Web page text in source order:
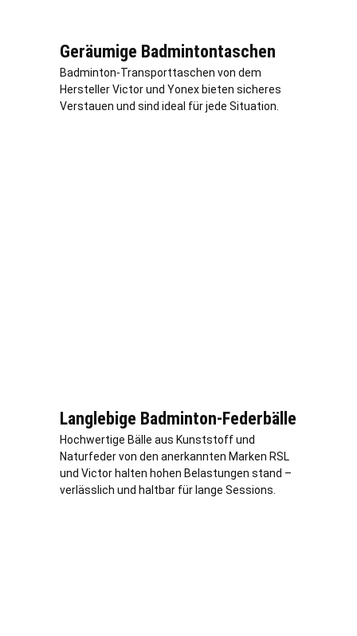
Geräumige Badmintontaschen
Badminton-Transporttaschen von dem
Hersteller Victor und Yonex bieten sicheres
Verstauen und sind ideal für jede Situation.
Langlebige Badminton-Federbälle
Hochwertige Bälle aus Kunststoff und
Naturfeder von den anerkannten Marken RSL
und Victor halten hohen Belastungen stand –
verlässlich und haltbar für lange Sessions.